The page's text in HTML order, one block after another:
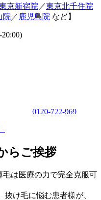
京新宿院 ／東京北千住院
院 ／ 鹿児島院 など】
0120-722-969
らご挨拶
は医療の力で完全克服可
け毛に悩む患者様が、